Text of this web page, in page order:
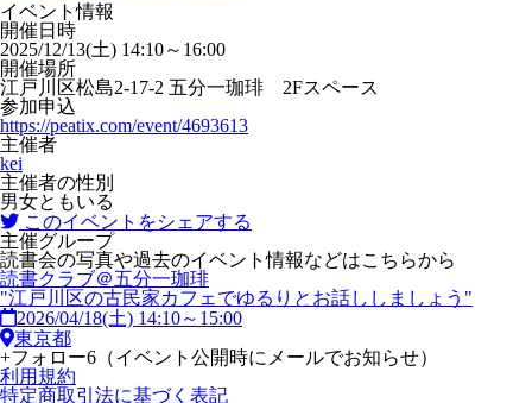
イベント情報
開催日時
2025/12/13(土) 14:10～16:00
開催場所
江戸川区松島2-17-2 五分一珈琲 2Fスペース
参加申込
https://peatix.com/event/4693613
主催者
kei
主催者の性別
男女ともいる
このイベントをシェアする
主催グループ
読書会の写真や過去のイベント情報などはこちらから
読書クラブ＠五分一珈琲
"江戸川区の古民家カフェでゆるりとお話ししましょう"
2026/04/18(土) 14:10～15:00
東京都
+フォロー6 （イベント公開時にメールでお知らせ）
利用規約
特定商取引法に基づく表記